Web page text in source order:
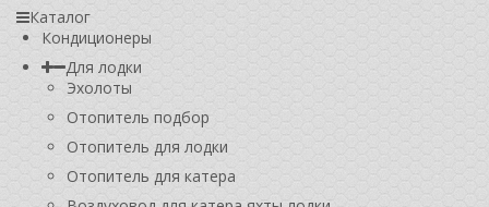
Каталог
Кондиционеры
Для лодки
Эхолоты
Отопитель подбор
Отопитель для лодки
Отопитель для катера